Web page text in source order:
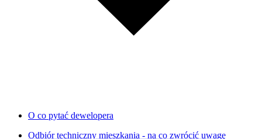
O co pytać dewelopera
Odbiór techniczny mieszkania - na co zwrócić uwagę